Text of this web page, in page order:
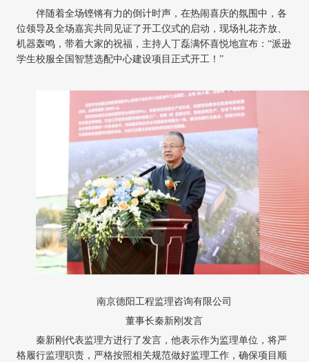
伴随着全场铿锵有力的倒计时声，在热闹喜庆的氛围中，各
位领导及全场嘉宾共同见证了开工仪式的启动，现场礼花齐放、
机器轰鸣，带着大家的祝福，主持人丁磊满怀喜悦地宣布： “派逊
学生校服全国智慧选配中心建设项目正式开工！”
南京德阳工程监理咨询有限公司
董事长秦新刚发言
秦新刚代表监理方进行了发言，他表示作为监理单位，将严
格履行监理职责，严格按照相关规范做好监理工作，确保项目顺